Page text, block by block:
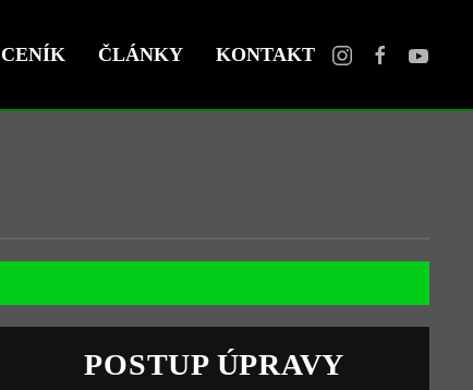
CENÍK ČLÁNKY KONTAKT
POSTUP ÚPRAVY